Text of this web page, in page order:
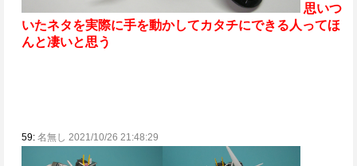
思いつ
いたネタを実際に手を動かしてカタチにできる人ってほ
んと凄いと思う
59: 名無し 2021/10/26 21:48:29